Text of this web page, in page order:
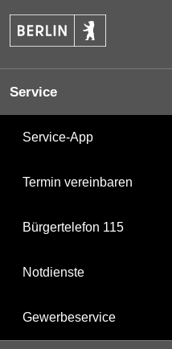
Service
Service-App
Termin vereinbaren
Bürgertelefon 115
Notdienste
Gewerbeservice